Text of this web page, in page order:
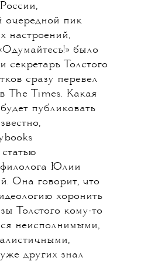
очередной пик
настроений,
было
секретарь Толстого
сразу перевел
The Times. Какая
публиковать
Юлии
Она говорит, что
хоронить
Толстого кому-то
неисполнимыми,
других знал